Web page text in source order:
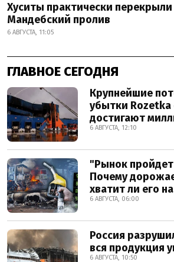
Хуситы практически
Мандебский пролив
6 АВГУСТА, 11:05
ГЛАВНОЕ СЕГОДНЯ
Крупнейшие
убытки
достигают
6 АВГУСТА, 12:10
"Рынок
Почему
хватит ли его
6 АВГУСТА, 06:00
Россия
вся продукция
6 АВГУСТА, 10:50